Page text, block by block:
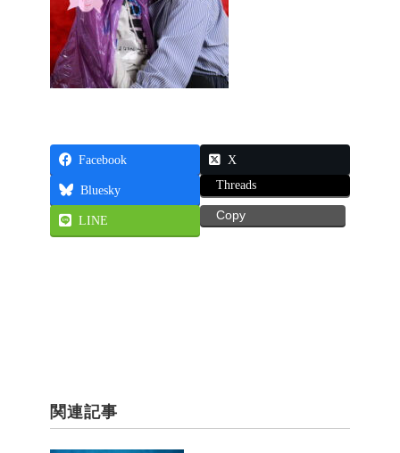
Facebook X
Bluesky Threads
LINE Copy
関連記事